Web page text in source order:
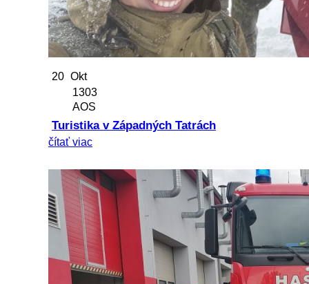
20 Okt
1303
AOS
Turistika v Západných Tatrách
čítať viac